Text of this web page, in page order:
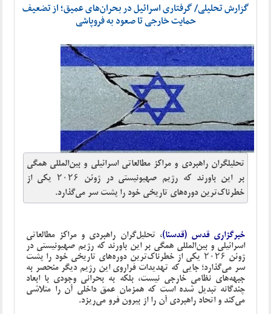
گزارش تحلیلی/ گرفتاری اسرائیل در بحران‌های عمیق؛ از تضعیف
حمایت خارجی تا صعود به فروپاشی
تحلیلگران راهبردی و مراکز مطالعاتی اسرائیلی و بین‌المللی همگی
بر این باورند که رژیم صهیونیستی در ژوئن ۲۰۲۶ یکی از
خطرناک‌ترین دوره‌های تاریخی خود را پشت سر می‌گذارد.
خبرگزاری قدس (قدسنا)، تحلیل‌گران راهبردی و مراکز مطالعاتی
اسرائیلی و بین‌المللی همگی بر این باورند که رژیم صهیونیستی در
ژوئن ۲۰۲۶ یکی از خطرناک‌ترین دوره‌های تاریخی خود را پشت
سر می‌گذارد؛ جایی که تهدیدات فراروی این رژیم دیگر منحصر به
جبهه‌های نظامی خارجی نیست، بلکه به بحرانی وجودی با ابعاد
چندگانه تبدیل شده است که همزمان عمق داخلی آن را متلاشی
می‌کند و اتحاد راهبردی آن را از بیرون فرو می‌ریزد.